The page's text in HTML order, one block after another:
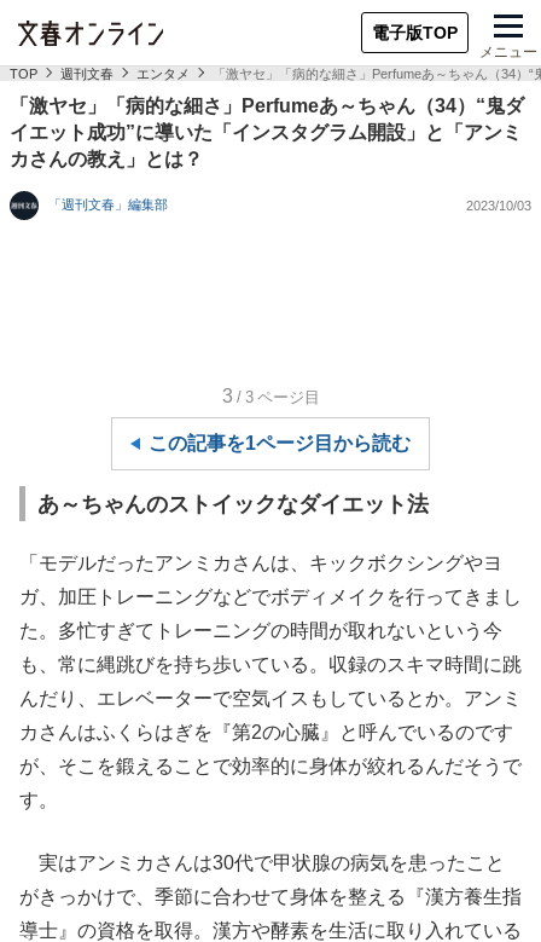
電子版TOP
メニュー
TOP 週刊文春 エンタメ 「激ヤセ」「病的な細さ」Perfumeあ～ちゃん（34
「激ヤセ」「病的な細さ」Perfumeあ～ちゃん（34）“鬼ダ
イエット成功”に導いた「インスタグラム開設」と「アンミ
カさんの教え」とは？
「週刊文春」編集部 2023/10/03
3 /3 ページ目
この記事を1ページ目から読む
あ～ちゃんのストイックなダイエット法
「モデルだったアンミカさんは、キックボクシングやヨ
ガ、加圧トレーニングなどでボディメイクを行ってきまし
た。多忙すぎてトレーニングの時間が取れないという今
も、常に縄跳びを持ち歩いている。収録のスキマ時間に跳
んだり、エレベーターで空気イスもしているとか。アンミ
カさんはふくらはぎを『第2の心臓』と呼んでいるのです
が、そこを鍛えることで効率的に身体が絞れるんだそうで
す。
実はアンミカさんは30代で甲状腺の病気を患ったこと
がきっかけで、季節に合わせて身体を整える『漢方養生指
導士』の資格を取得。漢方や酵素を生活に取り入れている